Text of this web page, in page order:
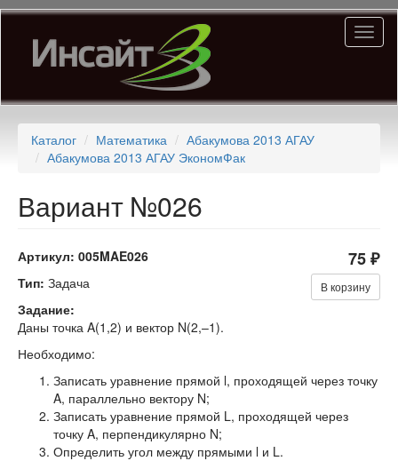
Перейти
основному
содержанию
Каталог Математика
Абакумова 2013 АГАУ
Абакумова 2013 АГАУ ЭкономФак
Вариант №026
Артикул: 005MAE026 75 ₽
В корзину
Тип: Задача
Задание:
Даны точка A(1,2) и вектор N(2,–1).
Необходимо:
Записать уравнение прямой l, проходящей через точку
A, параллельно вектору N;
Записать уравнение прямой L, проходящей через
точку A, перпендикулярно N;
Определить угол между прямыми l и L.